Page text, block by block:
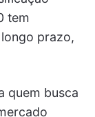
tem
prazo,
quem busca